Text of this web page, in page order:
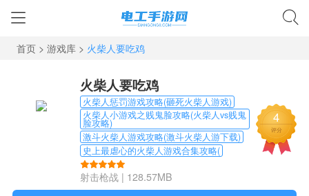
首页 > 游戏库 > 火柴人要吃鸡
火柴人要吃鸡
火柴人惩罚游戏攻略(砸死火柴人游戏)
火柴人小游戏之贱鬼脸攻略(火柴人vs贱鬼
脸攻略)
激斗火柴人游戏攻略(激斗火柴人游下载)
史上最虐心的火柴人游戏合集攻略(
射击枪战 | 128.57MB
4
评分